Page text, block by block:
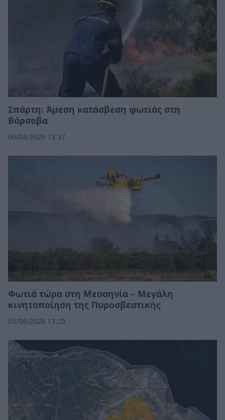
Σπάρτη: Άμεση κατάσβεση φωτιάς στη
Βάρσοβα
06/08/2026 13:37
Φωτιά τώρα στη Μεσσηνία – Μεγάλη
κινητοποίηση της Πυροσβεστικής
05/08/2026 13:25